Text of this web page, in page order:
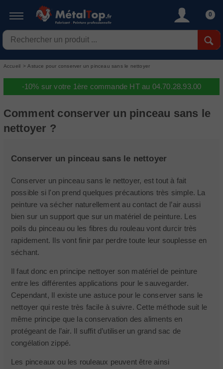
0
Accueil > Astuce pour conserver un pinceau sans le nettoyer
-10% sur votre 1ère commande HT au 04.70.28.93.00
Comment conserver un pinceau sans le
nettoyer ?
Conserver un pinceau sans le nettoyer
Conserver un pinceau sans le nettoyer, est tout à fait
possible si l'on prend quelques précautions très simple. La
peinture va sécher naturellement au contact de l’air aussi
bien sur un support que sur un matériel de peinture. Les
poils du pinceau ou les fibres du rouleau vont durcir très
rapidement. Ils vont finir par perdre toute leur souplesse en
séchant.
Il faut donc en principe nettoyer son matériel de peinture
entre les différentes applications pour le sauvegarder.
Cependant, Il existe une astuce pour le conserver sans le
nettoyer qui reste très facile à suivre. Cette méthode suit le
même principe que la conservation des aliments en
protégeant de l’air. Il suffit d’utiliser un grand sac de
congélation zippé.
Les pinceaux ou les rouleaux peuvent être ainsi